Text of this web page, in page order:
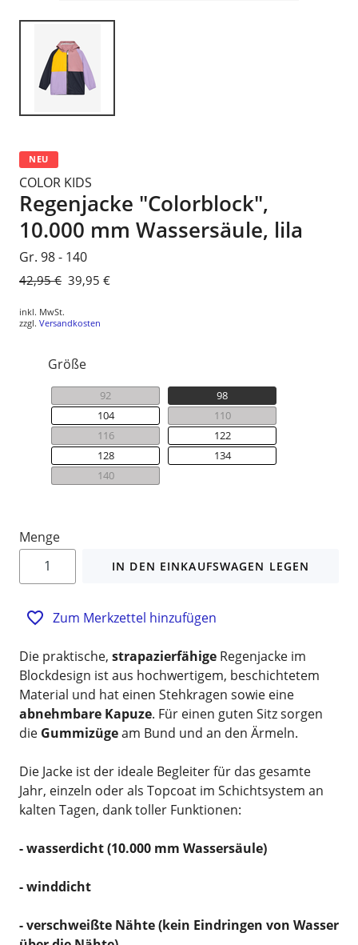
NEU
COLOR KIDS
Regenjacke "Colorblock",
10.000 mm Wassersäule, lila
Gr. 98 - 140
Normaler
42,95 € Sonderpreis
39,95 €
inkl. MwSt.
zzgl. Versandkosten
Größe
92
98
104
110
116
122
128
134
140
Menge
IN DEN EINKAUFSWAGEN LEGEN
Zum Merkzettel hinzufügen
Die praktische, strapazierfähige Regenjacke im
Blockdesign ist aus hochwertigem, beschichtetem
Material und hat einen Stehkragen sowie eine
abnehmbare Kapuze. Für einen guten Sitz sorgen
die Gummizügeam Bund und an den Ärmeln.
Die Jacke ist der ideale Begleiter für das gesamte
Jahr, einzeln oder als Topcoat im Schichtsystem an
kalten Tagen, dank toller Funktionen:
- wasserdicht (10.000 mm Wassersäule)
- winddicht
- verschweißte Nähte (kein Eindringen von Wasser